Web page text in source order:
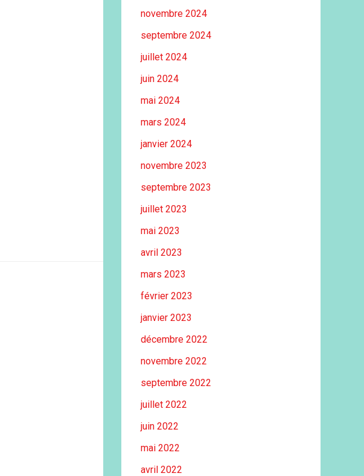
novembre 2024
septembre 2024
juillet 2024
juin 2024
mai 2024
mars 2024
janvier 2024
novembre 2023
septembre 2023
juillet 2023
mai 2023
avril 2023
mars 2023
février 2023
janvier 2023
décembre 2022
novembre 2022
septembre 2022
juillet 2022
juin 2022
mai 2022
avril 2022